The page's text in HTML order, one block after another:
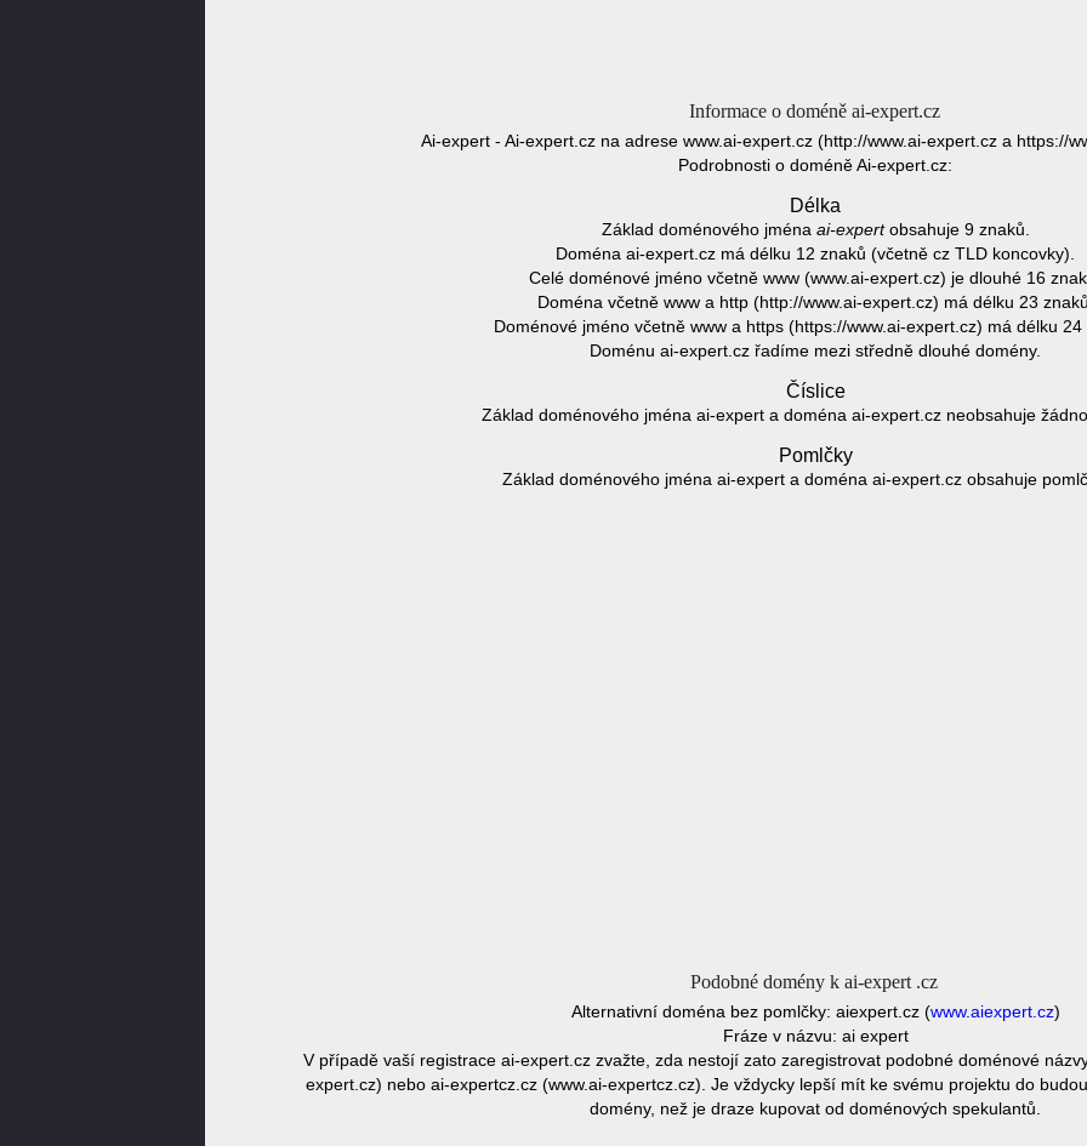
Informace o doméně ai-expert.cz
Ai-expert - Ai-expert.cz na adrese www.ai-expert.cz (http://www.ai-expert.cz a https://
Podrobnosti o doméně Ai-expert.cz:
Délka
Základ doménového jména ai-expertobsahuje 9 znaků.
Doména ai-expert.cz má délku 12 znaků (včetně cz TLD koncovky).
Celé doménové jméno včetně www (www.ai-expert.cz) je dlouhé 16
Doména včetně www a http (http://www.ai-expert.cz) má délku 23 znaků.
Doménové jméno včetně www a https (https://www.ai-expert.cz) má délku 24
Doménu ai-expert.cz řadíme mezi středně dlouhé domény.
Číslice
Základ doménového jména ai-expert a doména ai-expert.cz neobsahuje
Pomlčky
Základ doménového jména ai-expert a doména ai-expert.cz obsahuje
Podobné domény k ai-expert .cz
Alternativní doména bez pomlčky: aiexpert.cz (www.aiexpert.cz)
Fráze v názvu: ai expert
V případě vaší registrace ai-expert.cz zvažte, zda nestojí zato zaregistrovat podobné doménové
expert.cz) nebo ai-expertcz.cz (www.ai-expertcz.cz). Je vždycky lepší mít ke svému projektu do
domény, než je draze kupovat od doménových spekulantů.